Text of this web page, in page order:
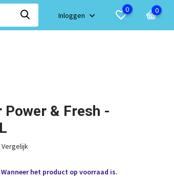
Inloggen
0 0
& Fresh -
Vergelijk
het product op voorraad is.